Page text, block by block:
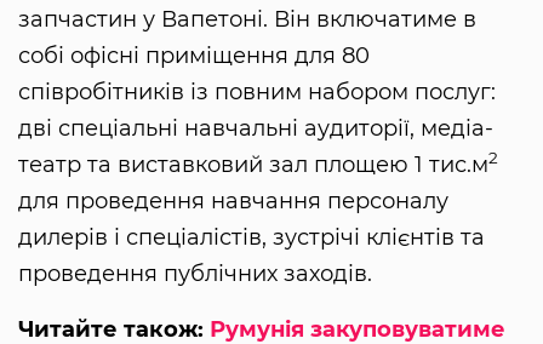
запчастин у Вапетоні. Він включатиме в
собі офісні приміщення для 80
співробітників із повним набором послуг:
дві спеціальні навчальні аудиторії, медіа-
театр та виставковий зал площею 1 тис.м2
для проведення навчання персоналу
дилерів і спеціалістів, зустрічі клієнтів та
проведення публічних заходів.
Читайте також: Румунія закуповуватиме